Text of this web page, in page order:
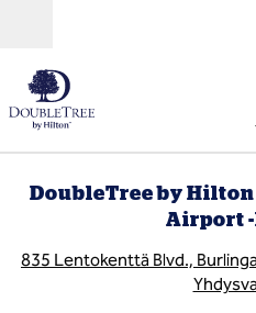
DoubleTree by
Airport
835 Lentokenttä Blvd.,